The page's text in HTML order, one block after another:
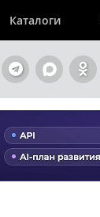
Каталоги